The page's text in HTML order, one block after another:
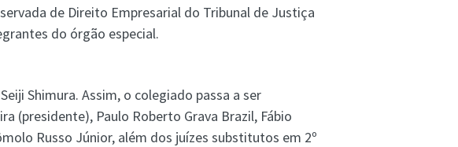
de Direito Empresarial do Tribunal de Justiça
do órgão especial.
Shimura. Assim, o colegiado passa a ser
(presidente), Paulo Roberto Grava Brazil, Fábio
Russo Júnior, além dos juízes substitutos em 2º